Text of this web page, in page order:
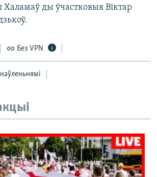
Халамаў ды ўчастковыя Віктар
Без VPN